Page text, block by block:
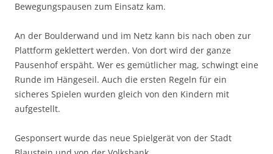
Bewegungspausen zum Einsatz kam.
An der Boulderwand und im Netz kann bis nach oben zur
Plattform geklettert werden. Von dort wird der ganze
Pausenhof erspäht. Wer es gemütlicher mag, schwingt eine
Runde im Hängeseil. Auch die ersten Regeln für ein
sicheres Spielen wurden gleich von den Kindern mit
aufgestellt.
Gesponsert wurde das neue Spielgerät von der Stadt